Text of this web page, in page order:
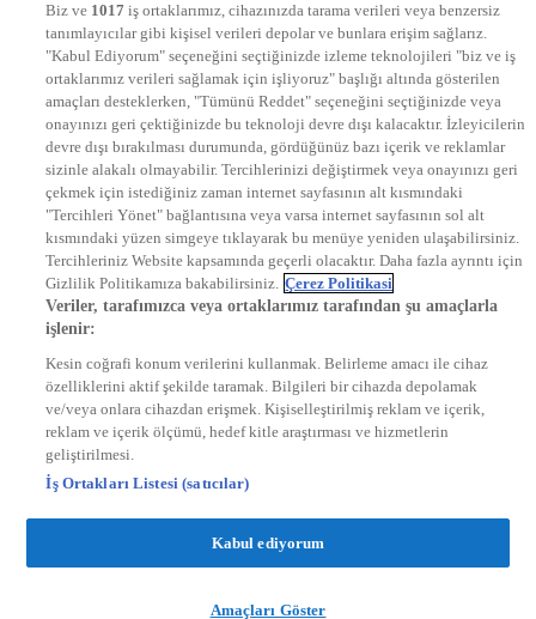
STAR
EURO STAR
KRAL POP TV
DYG Radyolar
NTV RADYO
KRAL FM
KRAL POP
EKSEN
VOYAGE
DYG Dijital
ntv.com.tr
ntvspor.net
secim.ntv.com.tr
startv.com.tr
kralmuzik.com.tr
Biz ve 1017 iş ortaklarımız, cihazınızda tarama verileri veya benzersiz
tanımlayıcılar gibi kişisel verileri depolar ve bunlara erişim sağlarız.
"Kabul Ediyorum" seçeneğini seçtiğinizde izleme teknolojileri "biz ve iş
ortaklarımız verileri sağlamak için işliyoruz" başlığı altında gösterilen
amaçları desteklerken, "Tümünü Reddet" seçeneğini seçtiğinizde veya
onayınızı geri çektiğinizde bu teknoloji devre dışı kalacaktır. İzleyicilerin
devre dışı bırakılması durumunda, gördüğünüz bazı içerik ve reklamlar
sizinle alakalı olmayabilir. Tercihlerinizi değiştirmek veya onayınızı geri
çekmek için istediğiniz zaman internet sayfasının alt kısmındaki
"Tercihleri Yönet" bağlantısına veya varsa internet sayfasının sol alt
kısmındaki yüzen simgeye tıklayarak bu menüye yeniden ulaşabilirsiniz.
Tercihleriniz Website kapsamında geçerli olacaktır. Daha fazla ayrıntı için
Gizlilik Politikamıza bakabilirsiniz. Çerez Politikasi
Veriler, tarafımızca veya ortaklarımız tarafından şu amaçlarla
işlenir:
Kesin coğrafi konum verilerini kullanmak. Belirleme amacı ile cihaz
özelliklerini aktif şekilde taramak. Bilgileri bir cihazda depolamak
ve/veya onlara cihazdan erişmek. Kişiselleştirilmiş reklam ve içerik,
reklam ve içerik ölçümü, hedef kitle araştırması ve hizmetlerin
geliştirilmesi.
İş Ortakları Listesi (satıcılar)
Kabul ediyorum
Amaçları Göster